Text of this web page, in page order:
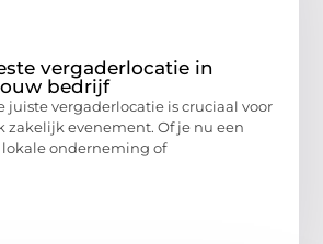
vergaderlocatie in
bedrijf
juiste vergaderlocatie is cruciaal voor
zakelijk evenement. Of je nu een
onderneming of